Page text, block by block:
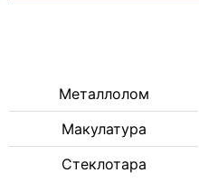
Металлолом
Макулатура
Стеклотара